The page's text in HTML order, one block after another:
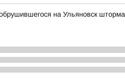
на Ульяновск шторма